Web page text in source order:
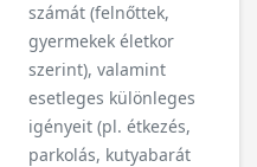
számát (felnőttek,
gyermekek életkor
szerint), valamint
esetleges különleges
igényeit (pl. étkezés,
parkolás, kutyabarát